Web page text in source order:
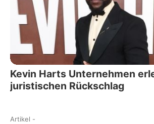
Kevin Harts Unternehmen
juristischen Rückschlag
Artikel -